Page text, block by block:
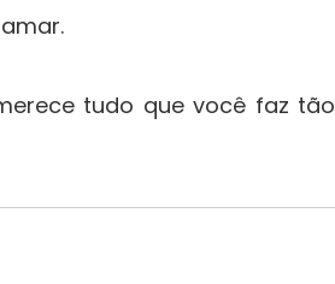
tudo que você faz tão